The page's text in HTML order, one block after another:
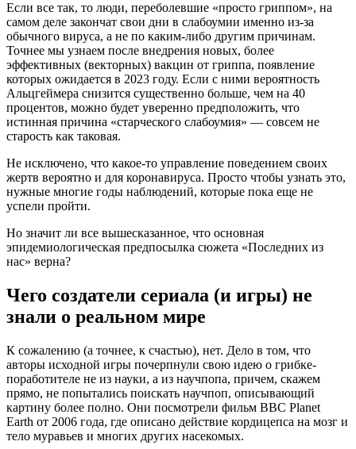
Если все так, то люди, переболевшие «просто гриппом», на
самом деле закончат свои дни в слабоумии именно из-за
обычного вируса, а не по каким-либо другим причинам.
Точнее мы узнаем после внедрения новых, более
эффективных (векторных) вакцин от гриппа, появление
которых ожидается в 2023 году. Если с ними вероятность
Альцгеймера снизится существенно больше, чем на 40
процентов, можно будет уверенно предположить, что
истинная причина «старческого слабоумия» — совсем не
старость как таковая.
Не исключено, что какое-то управление поведением своих
жертв вероятно и для коронавируса. Просто чтобы узнать это,
нужные многие годы наблюдений, которые пока еще не
успели пройти.
Но значит ли все вышесказанное, что основная
эпидемиологическая предпосылка сюжета «Последних из
нас» верна?
Чего создатели сериала (и игры) не
знали о реальном мире
К сожалению (а точнее, к счастью), нет. Дело в том, что
авторы исходной игры почерпнули свою идею о грибке-
поработителе не из науки, а из научпопа, причем, скажем
прямо, не попытались поискать научпоп, описывающий
картину более полно. Они посмотрели фильм BBC Planet
Earth от 2006 года, где описано действие кордицепса на мозг и
тело муравьев и многих других насекомых.